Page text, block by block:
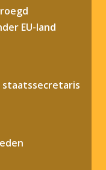
EU-land
staatssecretaris